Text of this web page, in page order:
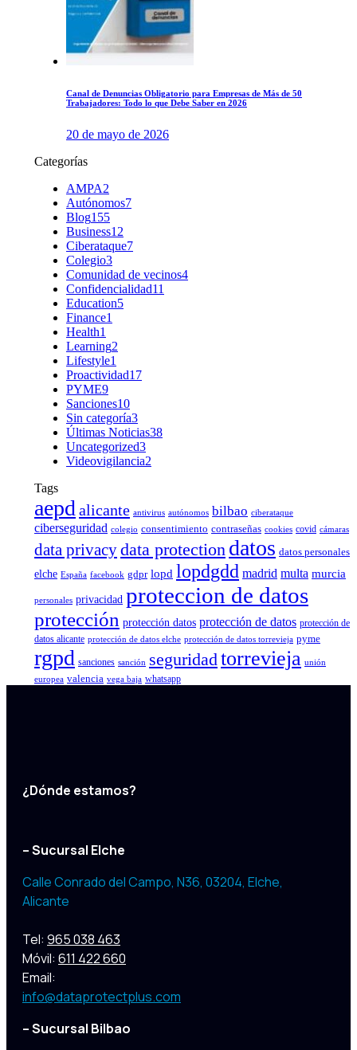
Canal de Denuncias Obligatorio para Empresas de Más de 50
Trabajadores: Todo lo que Debe Saber en 2026
20 de mayo de 2026
Categorías
AMPA2
Autónomos7
Blog155
Business12
Ciberataque7
Colegio3
Comunidad de vecinos4
Confidencialidad11
Education5
Finance1
Health1
Learning2
Lifestyle1
Proactividad17
PYME9
Sanciones10
Sin categoría3
Últimas Noticias38
Uncategorized3
Videovigilancia2
Tags
aepd alicante antivirus autónomos bilbao ciberataque
ciberseguridad colegio consentimiento contraseñas cookies covid cámaras
data privacydata protection datos datos personales
elche España facebook gdpr lopd lopdgdd madrid multa murcia
personales privacidad proteccion de datos
protección protección datos protección de datos protección de
datos alicante protección de datos elche protección de datos torrevieja pyme
rgpd sanciones sanción seguridadtorrevieja unión
europea valencia vega baja whatsapp
¿Dónde estamos?
– Sucursal Elche
Calle Conrado del Campo, N36, 03204, Elche,
Alicante
Tel: 965 038 463
Móvil: 611 422 660
Email:
info@dataprotectplus.com
– Sucursal Bilbao